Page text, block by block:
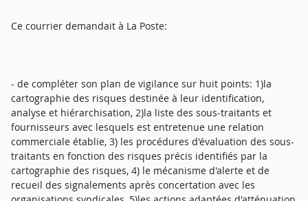
Ce courrier demandait à La Poste:
- de compléter son plan de vigilance sur huit points: 1)la
cartographie des risques destinée à leur identification,
analyse et hiérarchisation, 2)la liste des sous-traitants et
fournisseurs avec lesquels est entretenue une relation
commerciale établie, 3) les procédures d'évaluation des sous-
traitants en fonction des risques précis identifiés par la
cartographie des risques, 4) le mécanisme d'alerte et de
recueil des signalements après concertation avec les